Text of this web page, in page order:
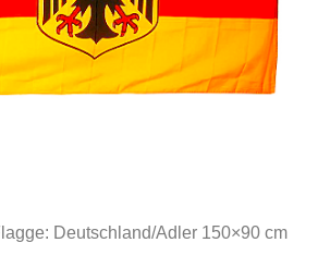
Deutschland/Adler 150×90 cm